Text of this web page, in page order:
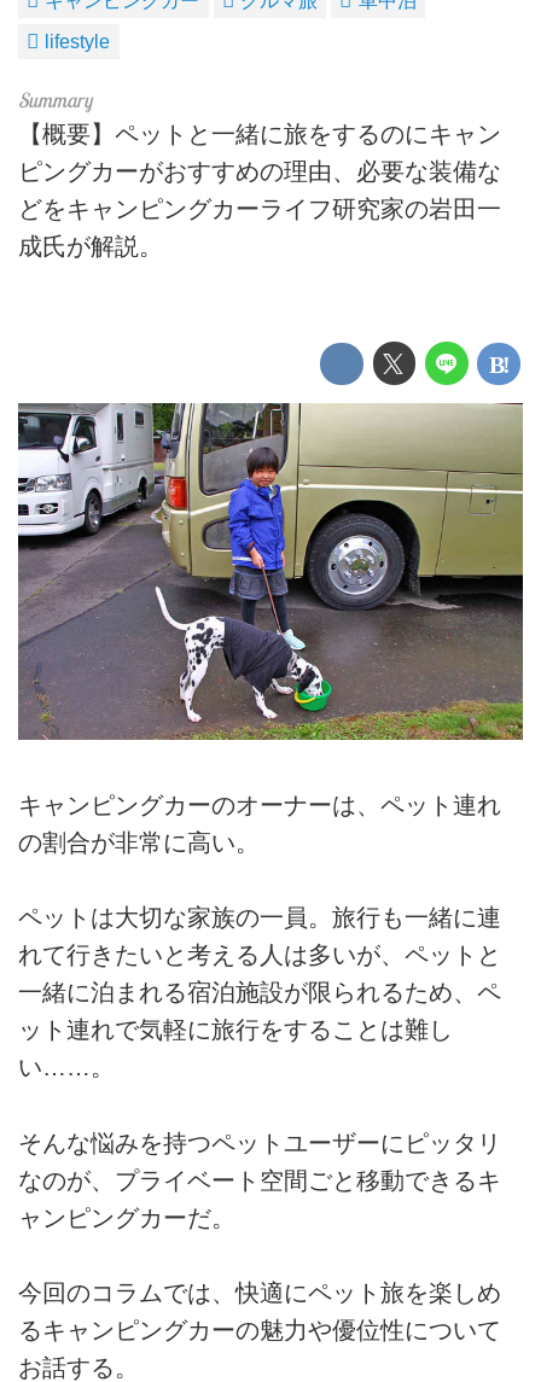
lifestyle
【概要】ペットと一緒に旅をするのにキャン
ピングカーがおすすめの理由、必要な装備な
どをキャンピングカーライフ研究家の岩田一
成氏が解説。
キャンピングカーのオーナーは、ペット連れ
の割合が非常に高い。
ペットは大切な家族の一員。旅行も一緒に連
れて行きたいと考える人は多いが、ペットと
一緒に泊まれる宿泊施設が限られるため、ペ
ット連れで気軽に旅行をすることは難し
い……。
そんな悩みを持つペットユーザーにピッタリ
なのが、プライベート空間ごと移動できるキ
ャンピングカーだ。
今回のコラムでは、快適にペット旅を楽しめ
るキャンピングカーの魅力や優位性について
お話する。